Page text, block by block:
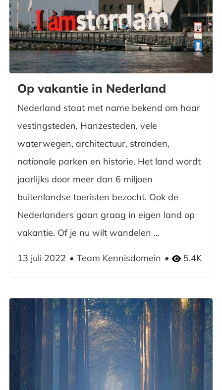
Op vakantie in Nederland
Nederland staat met name bekend om haar
vestingsteden, Hanzesteden, vele
waterwegen, architectuur, stranden,
nationale parken en historie. Het land wordt
jaarlijks door meer dan 6 miljoen
buitenlandse toeristen bezocht. Ook de
Nederlanders gaan graag in eigen land op
vakantie. Of je nu wilt wandelen ...
13 juli 2022 Team Kennisdomein 5.4K